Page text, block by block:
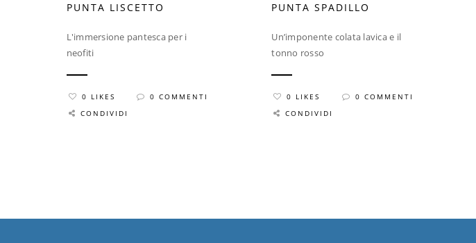
PUNTA LISCETTO
L'immersione pantesca per i
neofiti
0 LIKES
0 COMMENTI
CONDIVIDI
PUNTA SPADILLO
Un’imponente colata lavica e il
tonno rosso
0 LIKES
0 COMMENTI
CONDIVIDI